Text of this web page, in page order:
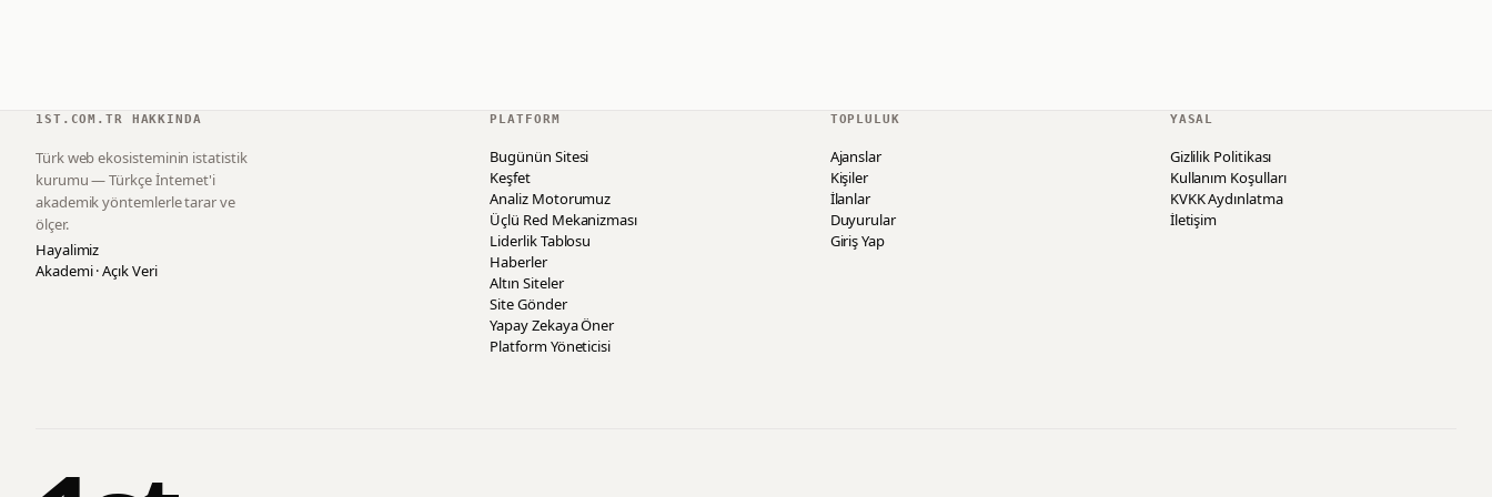
1ST.COM.TR HAKKINDA
Türk web ekosisteminin istatistik
kurumu — Türkçe İnternet'i
akademik yöntemlerle tarar ve
ölçer.
Hayalimiz
Akademi · Açık Veri
PLATFORM
Bugünün Sitesi
Keşfet
Analiz Motorumuz
Üçlü Red Mekanizması
Liderlik Tablosu
Haberler
Altın Siteler
Site Gönder
Yapay Zekaya Öner
Platform Yöneticisi
TOPLULUK
Ajanslar
Kişiler
İlanlar
Duyurular
Giriş Yap
YASAL
Gizlilik Politikası
Kullanım Koşulları
KVKK Aydınlatma
İletişim